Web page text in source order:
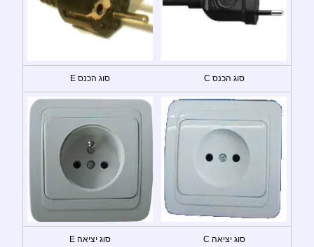
סוג הכנס C סוג הכנס E
סוג יציאה C סוג יציאה E